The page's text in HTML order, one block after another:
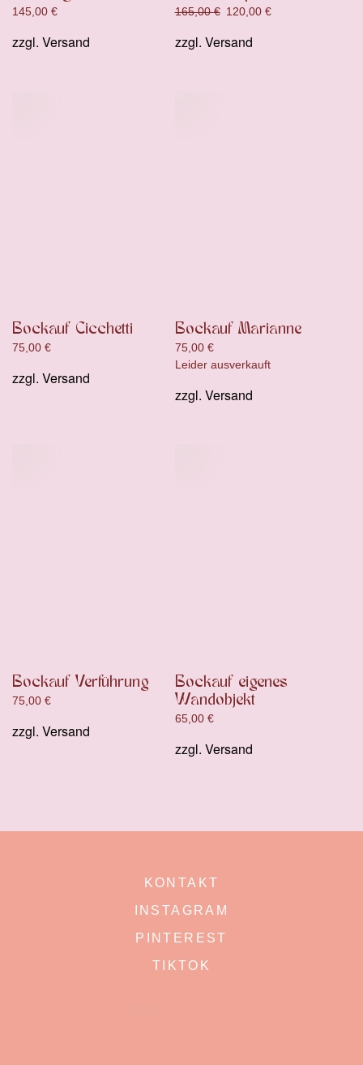
145,00 €
zzgl. Versand
165,00€ Ursprünglicher
war:
120,00 €
zzgl. Versand
Bockauf Cicchetti
75,00 €
zzgl. Versand
Bockauf Marianne
75,00 €
Leider ausverkauft
zzgl. Versand
Bockauf Verführung
75,00 €
zzgl. Versand
Bockauf eigenes
Wandobjekt
65,00 €
zzgl. Versand
KONTAKT
INSTAGRAM
PINTEREST
TIKTOK